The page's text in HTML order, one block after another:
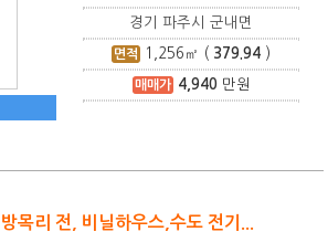
경기 파주시 군내면
면적 1,256 ㎡ ( 379.94 )
매매가 4,940만원
목리 전, 비닐하우스,수도 전기...